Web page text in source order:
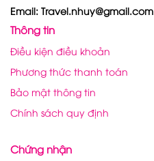
Email: Travel.nhuy@gmail.com
Thông tin
Điều kiện điều khoản
Phương thức thanh toán
Bảo mật thông tin
Chính sách quy định
Chứng nhận